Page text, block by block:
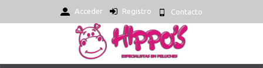
Acceder Registro Contacto